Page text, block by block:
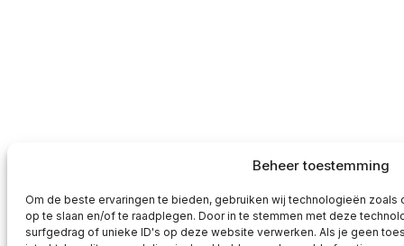
Beheer toestemming
Om de beste ervaringen te bieden, gebruiken wij technologieën
op te slaan en/of te raadplegen. Door in te stemmen met deze
surfgedrag of unieke ID's op deze website verwerken. Als je geen